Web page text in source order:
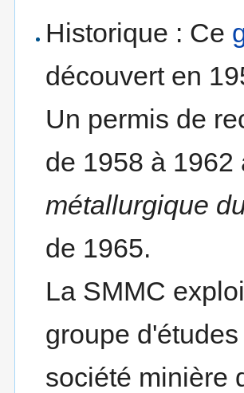
Historique : Ce
découvert en
Un permis de
de 1958 à
métallurgique
de 1965.
La SMMC
groupe
société minière